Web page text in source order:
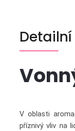
V oblasti
příznivý vliv na